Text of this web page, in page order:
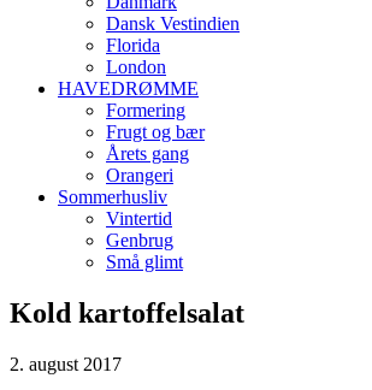
Dansk Vestindien
Florida
London
HAVEDRØMME
Formering
Frugt og bær
Årets gang
Orangeri
Sommerhusliv
Vintertid
Genbrug
Små glimt
Kold kartoffelsalat
2. august 2017